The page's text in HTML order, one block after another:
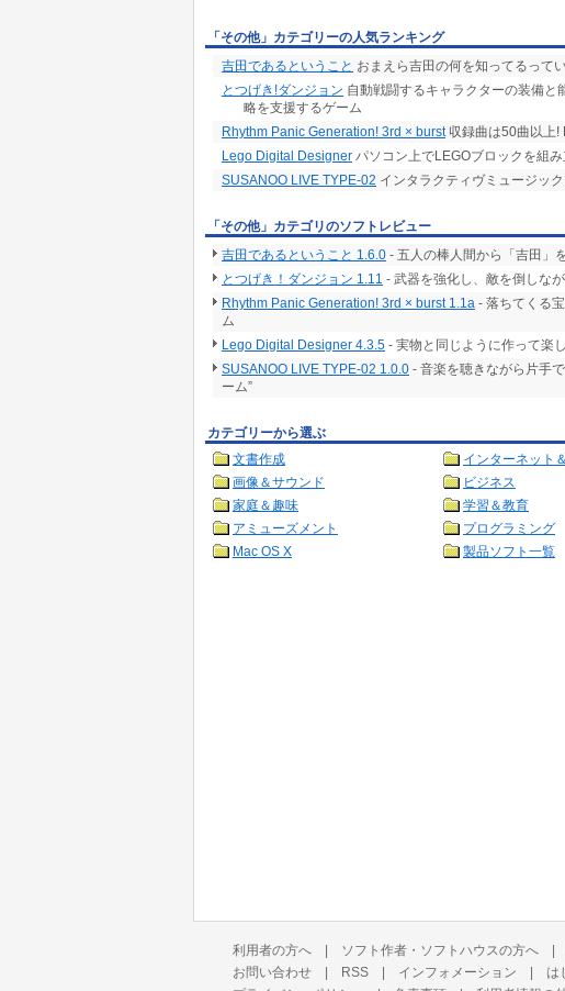
「その他」カテゴリーの人気ランキング
吉田であるということ おまえら吉田の何を知ってるって
とつげき!ダンジョン 自動戦闘するキャラクターの装備
略を支援するゲーム
Rhythm Panic Generation! 3rd × burst収録曲は50曲以上!
Lego Digital Designer パソコン上でLEGOブロックを組
SUSANOO LIVE TYPE-02 インタラクティヴミュージッ
「その他」カテゴリのソフトレビュー
吉田であるということ 1.6.0 - 五人の棒人間から「吉田」
とつげき！ダンジョン 1.11 - 武器を強化し、敵を倒しな
Rhythm Panic Generation! 3rd × burst 1.1a - 落ちてくる
ム
Lego Digital Designer 4.3.5 - 実物と同じように作って楽
SUSANOO LIVE TYPE-02 1.0.0 - 音楽を聴きながら片手
ーム”
カテゴリーから選ぶ
文書作成
インターネット
画像＆サウンド
ビジネス
家庭＆趣味
学習＆教育
アミューズメント
プログラミング
Mac OS X
製品ソフト一覧
利用者の方へ | ソフト作者・ソフトハウスの方へ |
お問い合わせ | RSS | インフォメーション | は